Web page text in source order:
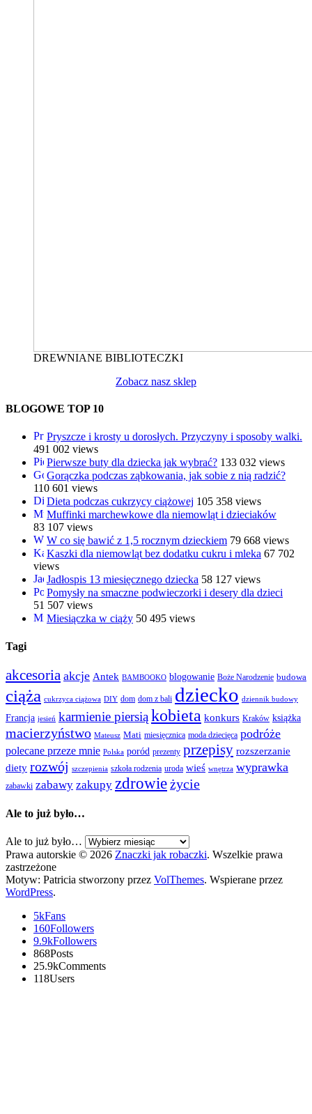
DREWNIANE BIBLIOTECZKI
Zobacz nasz sklep
BLOGOWE TOP 10
Pryszcze i krosty u dorosłych. Przyczyny i sposoby walki.
491 002 views
Pierwsze buty dla dziecka jak wybrać? 133 032 views
Gorączka podczas ząbkowania, jak sobie z nią radzić?
110 601 views
Dieta podczas cukrzycy ciążowej 105 358 views
Muffinki marchewkowe dla niemowląt i dzieciaków
83 107 views
W co się bawić z 1,5 rocznym dzieckiem 79 668 views
Kaszki dla niemowląt bez dodatku cukru i mleka 67 702
views
Jadłospis 13 miesięcznego dziecka 58 127 views
Pomysły na smaczne podwieczorki i desery dla dzieci
51 507 views
Miesiączka w ciąży 50 495 views
Tagi
akcesoria akcje Antek BAMBOOKO blogowanie Boże Narodzenie budowa
ciąża cukrzyca ciążowa DIY dom dom z bali dziecko dziennik budowy
Francja jesień karmienie piersiąkobieta konkurs Kraków książka
macierzyństwo Mateusz Mati miesięcznica moda dziecięca podróże
polecane przeze mnie Polska poród prezenty przepisy rozszerzanie
diety rozwój szczepienia szkoła rodzenia uroda wieś wnętrza wyprawka
zabawki zabawy zakupy zdrowieżycie
Ale to już było…
Ale to już było…
Prawa autorskie © 2026 Znaczki jak robaczki. Wszelkie prawa
zastrzeżone
Motyw: Patricia stworzony przez VolThemes. Wspierane przez
WordPress.
5kFans
160Followers
9.9kFollowers
868Posts
25.9kComments
118Users